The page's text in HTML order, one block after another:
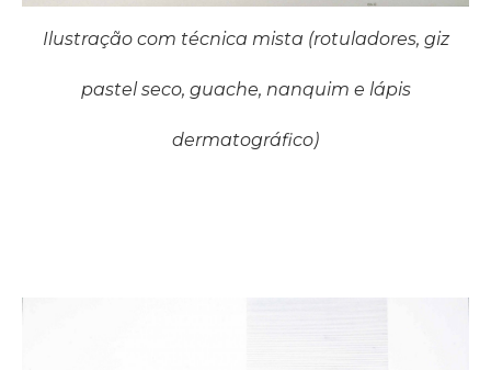
Ilustração com técnica mista (rotuladores, giz
pastel seco, guache, nanquim e lápis
dermatográfico)